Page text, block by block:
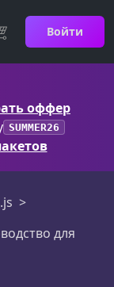
Войти
оффер
SUMMER26
для